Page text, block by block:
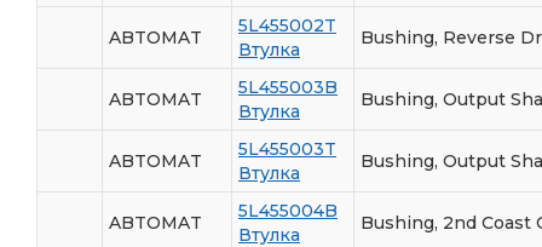
ABTOMAT
5L455002T
Втулка
Bushing, Reverse
ABTOMAT
5L455003B
Втулка
Bushing, Output
ABTOMAT
5L455003T
Втулка
Bushing, Output
ABTOMAT
5L455004B
Втулка
Bushing, 2nd Coast